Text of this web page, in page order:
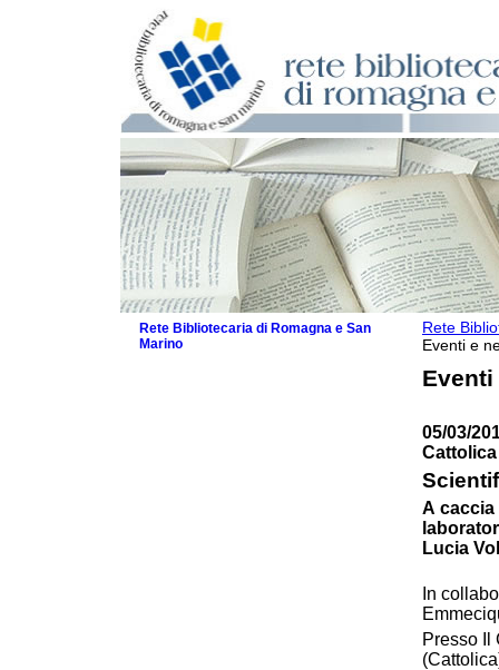
Rete
Eventi e
Eventi
05/03/
Cattolica
A caccia
Lucia
In
Presso Il
Rete Bibliotecaria di Romagna e San
Marino